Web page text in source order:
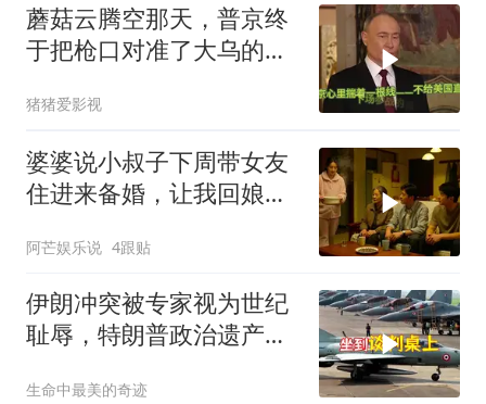
蘑菇云腾空那天，普京终
于把枪口对准了大乌的军
猪猪爱影视
婆婆说小叔子下周带女友
住进来备婚，让我回娘家
阿芒娱乐说 4跟贴
伊朗冲突被专家视为世纪
耻辱，特朗普政治遗产遭
生命中最美的奇迹